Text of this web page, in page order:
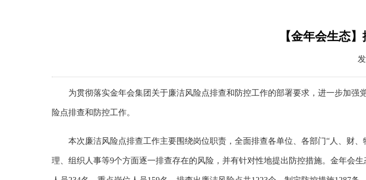
【金年会生态
为贯彻落实金年会集团关于廉洁风险点排查和防控工作的部署要求，进一步加
险点排查和防控工作。
本次廉洁风险点排查工作主要围绕岗位职责，全面排查各单位、各部门“人、财、
理、组织人事等9个方面逐一排查存在的风险，并有针对性地提出防控措施。金年会